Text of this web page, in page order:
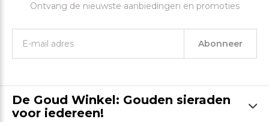
Ontvang de nieuwste aanbiedingen en promoties
Abonneer
De Goud Winkel: Gouden sieraden
voor iedereen!